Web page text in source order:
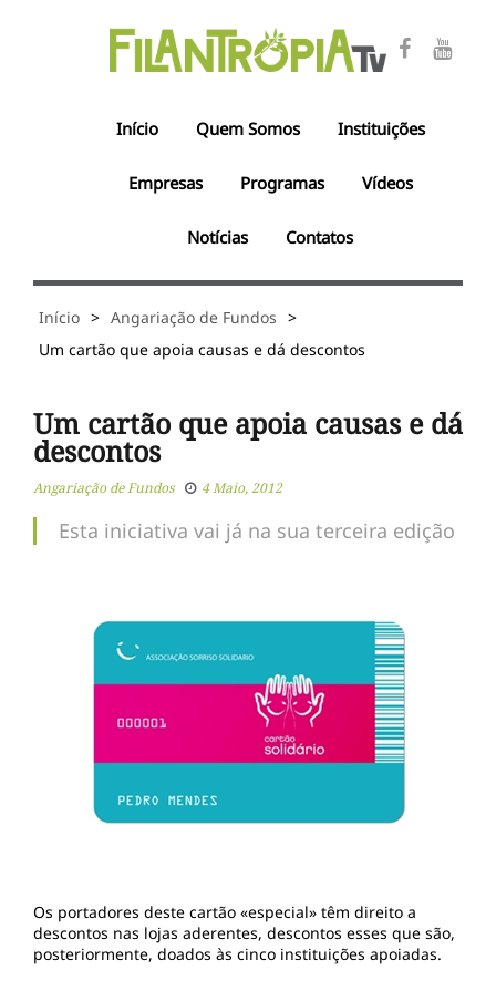
Início Quem Somos Instituições
Empresas Programas Vídeos
Notícias Contatos
Início > Angariação de Fundos >
Um cartão que apoia causas e dá descontos
Um cartão que apoia causas e dá
descontos
Angariação de Fundos 4 Maio, 2012
Esta iniciativa vai já na sua terceira edição
Os portadores deste cartão «especial» têm direito a
descontos nas lojas aderentes, descontos esses que são,
posteriormente, doados às cinco instituições apoiadas.